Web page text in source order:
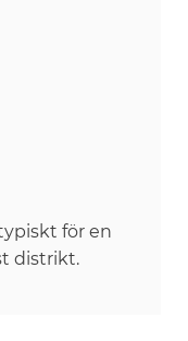
för en
distrikt.